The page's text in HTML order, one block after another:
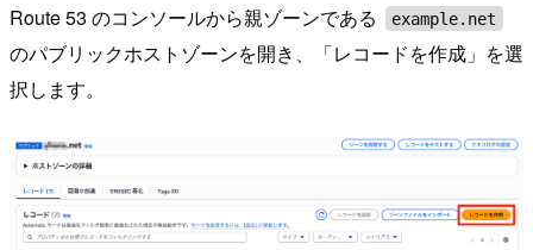
Route 53 のコンソールから親ゾーンである
example.net
のパブリックホストゾーンを開き、「レコードを作成」を選
択します。